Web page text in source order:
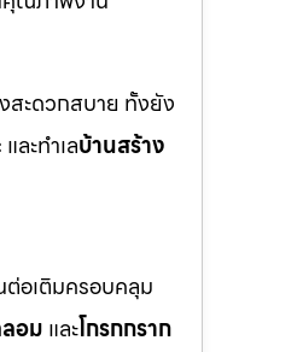
สะดวกสบาย ทั้งยัง
และทำเลบ้านสร้าง
ต่อเติมครอบคลุม
อม และโกรกกราก